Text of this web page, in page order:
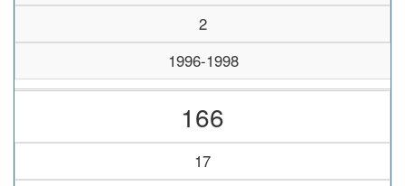
2
1996-1998
166
17